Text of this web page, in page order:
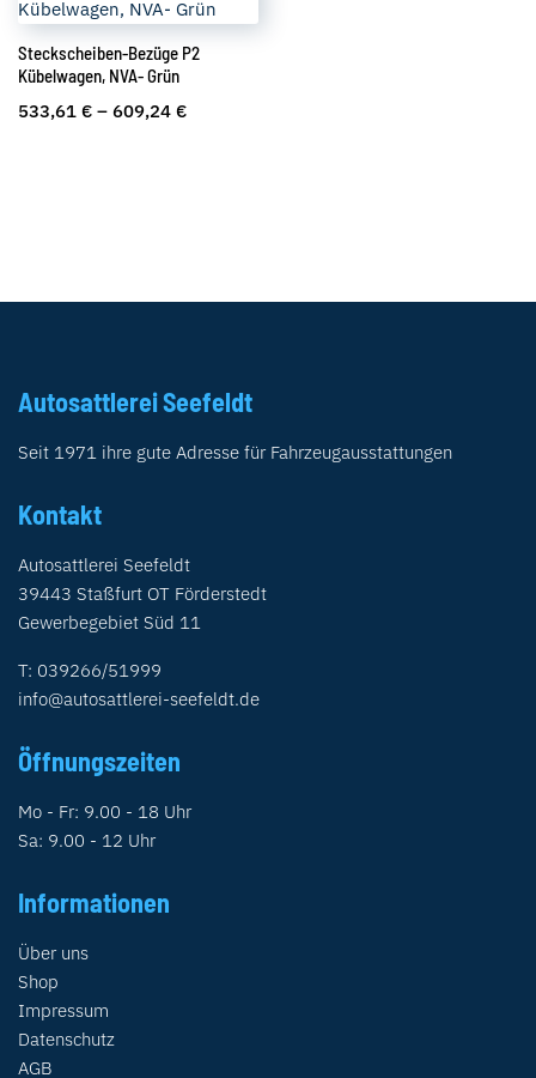
Steckscheiben-Bezüge P2
Kübelwagen, NVA- Grün
533,61 € – 609,24 €
Autosattlerei Seefeldt
Seit 1971 ihre gute Adresse für Fahrzeugausstattungen
Kontakt
Autosattlerei Seefeldt
39443 Staßfurt OT Förderstedt
Gewerbegebiet Süd 11
T: 039266/51999
info@autosattlerei-seefeldt.de
Öffnungszeiten
Mo - Fr: 9.00 - 18 Uhr
Sa: 9.00 - 12 Uhr
Informationen
Über uns
Shop
Impressum
Datenschutz
AGB